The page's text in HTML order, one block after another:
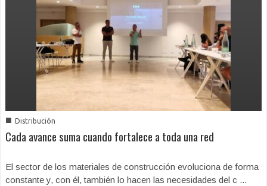
■ Distribución
Cada avance suma cuando fortalece a toda una red
El sector de los materiales de construcción evoluciona de forma
constante y, con él, también lo hacen las necesidades del c ...